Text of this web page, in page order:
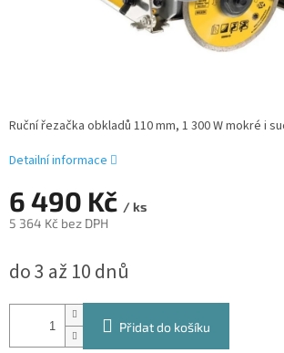
6 490 Kč / ks
5 364 Kč bez DPH
cena:
do 3 až 10 dnů
Přidat do košíku
Ruční řezačka obkladů 110 mm, 1 300 W mokré i
Detailní informace